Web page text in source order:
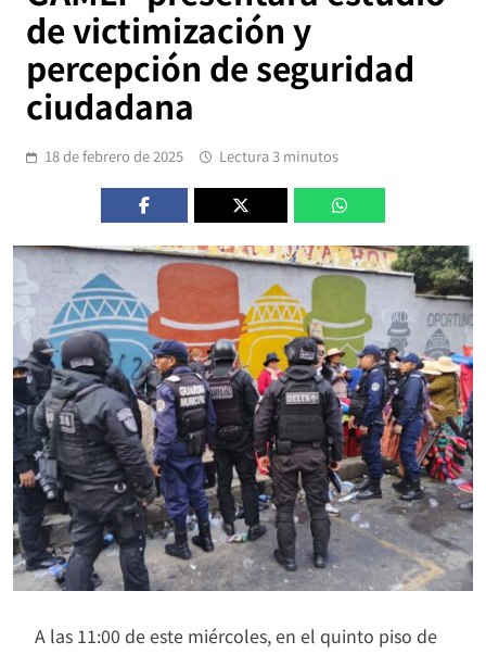
de victimización y
percepción de seguridad
ciudadana
18 de febrero de 2025 Lectura 3 minutos
A las 11:00 de este miércoles, en el quinto piso de